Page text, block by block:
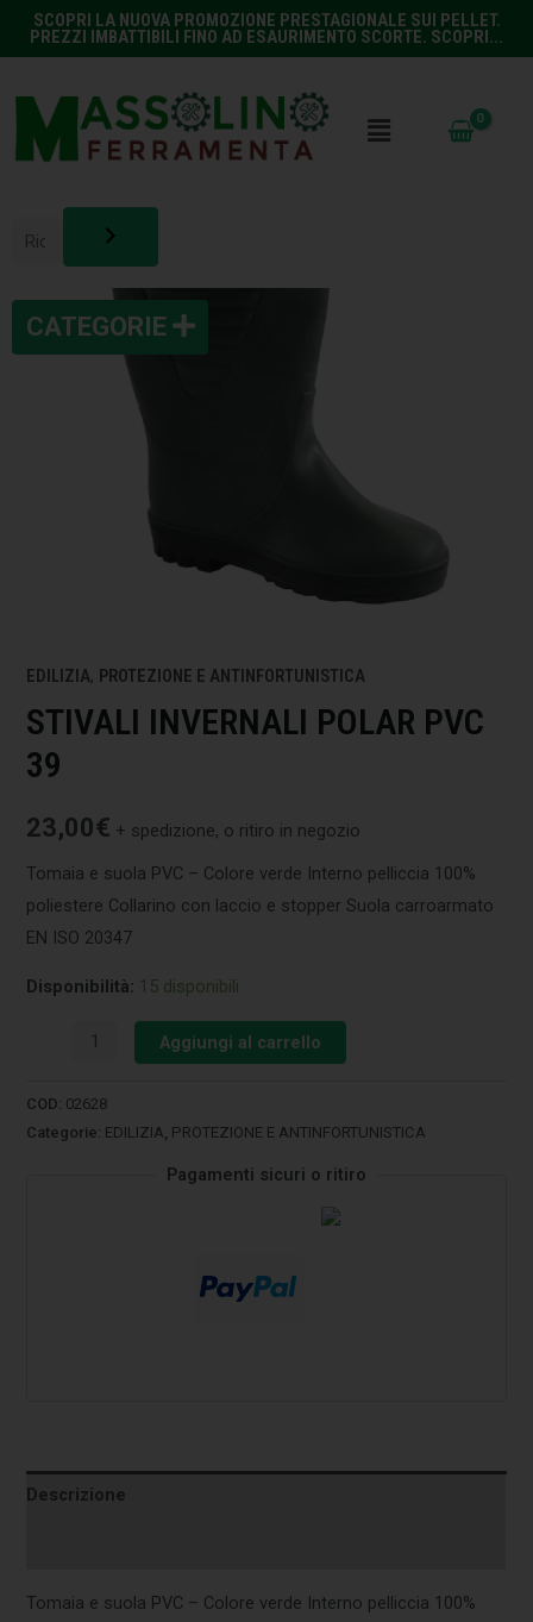
SCOPRI LA NUOVA PROMOZIONE PRESTAGIONALE SUI PELLET.
PREZZI IMBATTIBILI FINO AD ESAURIMENTO SCORTE. SCOPRI...
EDILIZIA, PROTEZIONE E ANTINFORTUNISTICA
STIVALI INVERNALI POLAR PVC
39
23,00€ + spedizione, o ritiro in negozio
Tomaia e suola PVC – Colore verde Interno pelliccia 100%
poliestere Collarino con laccio e stopper Suola carroarmato
EN ISO 20347
Disponibilità: 15 disponibili
Aggiungi al carrello
COD: 02628
Categorie: EDILIZIA PROTEZIONE E ANTINFORTUNISTICA
Pagamenti sicuri o ritiro
Descrizione
Tomaia e suola PVC – Colore verde Interno pelliccia 100%